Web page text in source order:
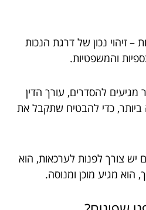
זיהוי נכון של דרגת הנכות
והמשפטיות.
להסדרים, עורך הדין
ביותר, כדי להבטיח שתקבל את
יש צורך לפנות לערכאות, הוא
מגיע מוכן ומנוסה.